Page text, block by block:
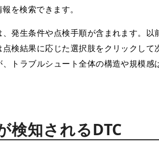
を検索できます。
発生条件や点検手順が含まれます。以
検結果に応じた選択肢をクリックし
トラブルシュート全体の構造や規模
検知されるDTC